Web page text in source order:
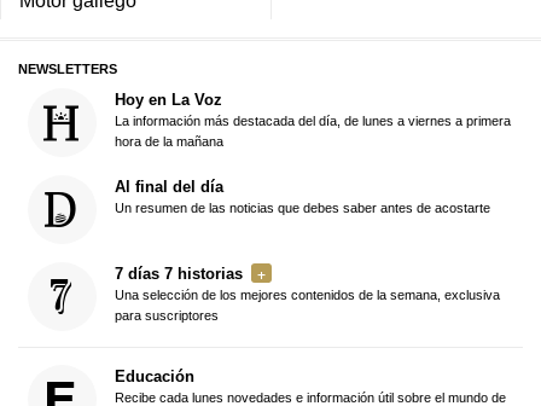
NEWSLETTERS
Hoy en La Voz
La información más destacada del día, de lunes a viernes a primera
hora de la mañana
Al final del día
Un resumen de las noticias que debes saber antes de acostarte
7 días 7 historias
Una selección de los mejores contenidos de la semana, exclusiva
para suscriptores
Educación
Recibe cada lunes novedades e información útil sobre el mundo de